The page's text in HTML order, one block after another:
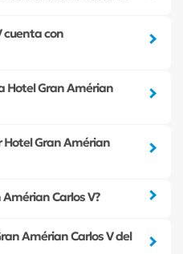
cuenta con
Hotel Gran Amérian
Hotel Gran Amérian
Carlos V?
Amérian Carlos V del